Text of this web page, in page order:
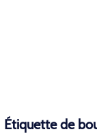
Étiquette de